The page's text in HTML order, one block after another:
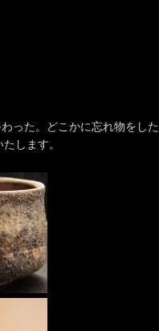
った。どこかに忘れ物をした
します。